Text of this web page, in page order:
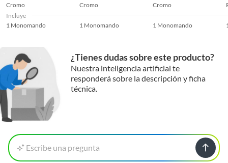
Cromo
Cromo Cromo
Incluye
1 Monomando
1 Monomando 1 Monomando
¿Tienes dudas sobre este producto?
Nuestra inteligencia artificial te
responderá sobre la descripción y ficha
técnica.
Escribe una pregunta